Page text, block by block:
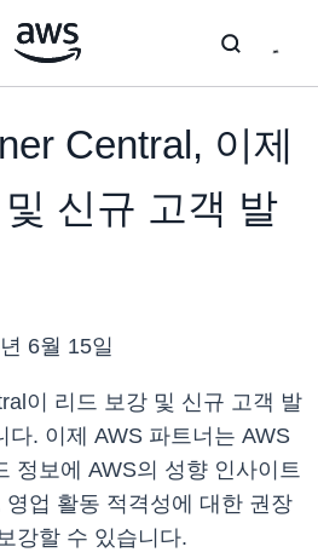
Central, 이제
신규 고객 발
6월 15일
이 리드 보강 및 신규 고객 발
다. 이제 AWS 파트너는 AWS
정보에 AWS의 성향 인사이트
업 활동 적격성에 대한 권장
강할 수 있습니다.